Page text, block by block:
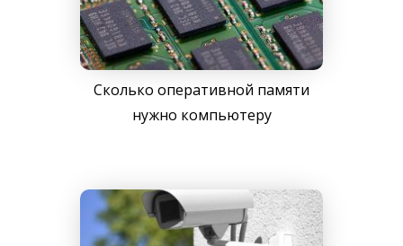
Сколько оперативной памяти
нужно компьютеру